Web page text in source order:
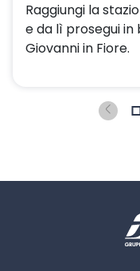
Raggiungi la
e da lì prosegui in
Giovanni in Fiore.